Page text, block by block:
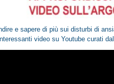
e sapere di più sui disturbi di
video su Youtube curati